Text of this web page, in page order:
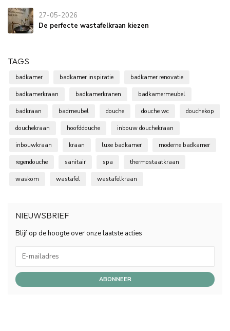
27-05-2026
De perfecte wastafelkraan kiezen
TAGS
badkamer badkamer inspiratie badkamer renovatie
badkamerkraan badkamerkranen badkamermeubel
badkraan badmeubel douche douche wc douchekop
douchekraan hoofddouche inbouw douchekraan
inbouwkraan kraan luxe badkamer moderne badkamer
regendouche sanitair spa thermostaatkraan
waskom wastafel wastafelkraan
NIEUWSBRIEF
Blijf op de hoogte over onze laatste acties
ABONNEER